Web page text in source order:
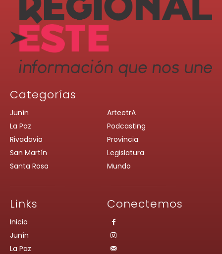
Categorías
Junín
La Paz
Rivadavia
San Martín
Santa Rosa
ArteetrA
Podcasting
Provincia
Legislatura
Mundo
Links
Inicio
Junín
La Paz
Conectemos